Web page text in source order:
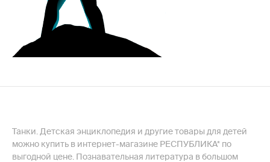
Танки. Детская энциклопедия и другие товары для детей
можно купить в интернет-магазине РЕСПУБЛИКА* по
выгодной цене. Познавательная литература в большом